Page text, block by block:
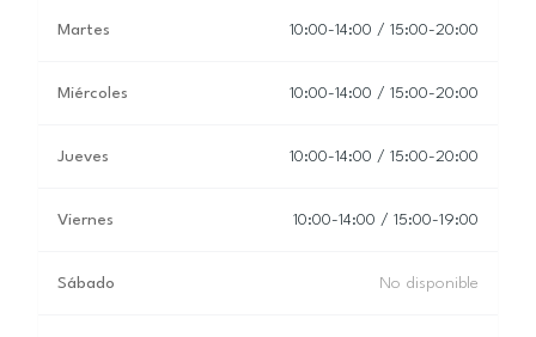
Martes 10:00-14:00 / 15:00-20:00
Miércoles 10:00-14:00 / 15:00-20:00
Jueves 10:00-14:00 / 15:00-20:00
Viernes 10:00-14:00 / 15:00-19:00
Sábado No disponible